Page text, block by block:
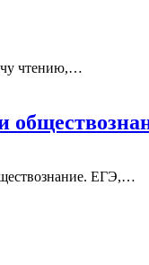
чтению,…
ЕГЭ,…